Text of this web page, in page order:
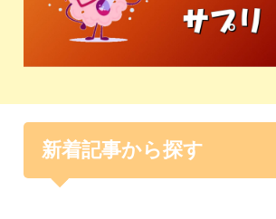
新着記事から探す